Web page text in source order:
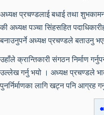
अध्यक्ष प्रचण्डलाई बधाई तथा
की अध्यक्ष पञ्चा सिंहसहित
बनाउनुपर्ने अध्यक्ष प्रचण्डले बताउनु
उहाँले क्रान्तिकारी संगठन निर्माण
उल्लेख गर्नु भयो । अध्यक्ष प्रचण्डले
पुनर्निर्माणका लागि खट्न पनि आग्रह